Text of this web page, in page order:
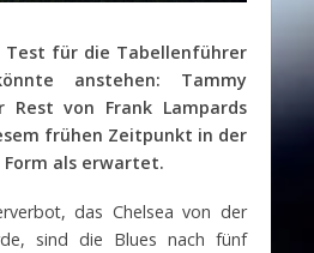
für die Tabellenführer
anstehen: Tammy
Rest von Frank Lampards
frühen Zeitpunkt in der
Form als erwartet.
das Chelsea von der
sind die Blues nach fünf